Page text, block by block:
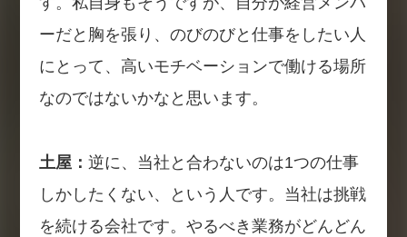
ーだと胸を張り、のびのびと仕事をしたい人
にとって、高いモチベーションで働ける場所
なのではないかなと思います。
土屋： 逆に、当社と合わないのは1つの仕事
しかしたくない、という人です。当社は挑戦
を続ける会社です。やるべき業務がどんどん